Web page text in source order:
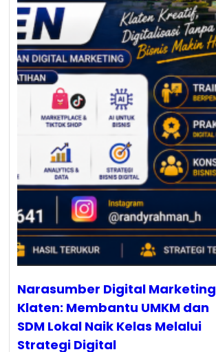
Narasumber Digital Marketing
Klaten: Membantu UMKM dan
SDM Lokal Naik Kelas Melalui
Strategi Digital